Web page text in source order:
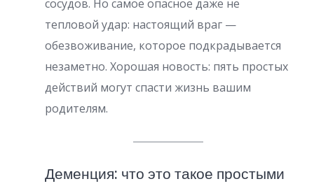
сосудов. Но самое опасное даже не
тепловой удар: настоящий враг —
обезвоживание, которое подкрадывается
незаметно. Хорошая новость: пять простых
действий могут спасти жизнь вашим
родителям.
Деменция: что это такое простыми